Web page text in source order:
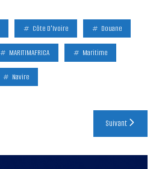
Côte D'Ivoire Douane
MARITIMAFRICA Maritime
Navire
Suivant